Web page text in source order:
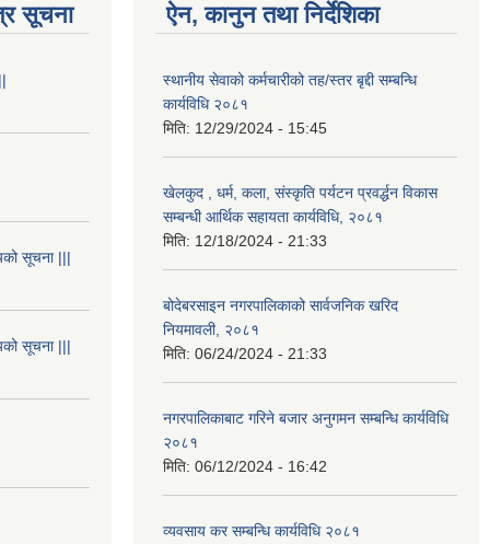
सूचना
सूचना |||
सूचना |||
ऐन, कानुन तथा निर्देशिका
स्थानीय सेवाको कर्मचारीको तह/स्तर बृद्दी सम्बन्धि
कार्यविधि २०८१
मिति: 12/29/2024 - 15:45
खेलकुद , धर्म, कला, संस्कृति पर्यटन प्रवर्द्धन विकास
सम्बन्धी आर्थिक सहायता कार्यविधि, २०८१
मिति: 12/18/2024 - 21:33
बोदेबरसाइन नगरपालिकाको सार्वजनिक खरिद
नियमावली, २०८१
मिति: 06/24/2024 - 21:33
नगरपालिकाबाट गरिने बजार अनुगमन सम्बन्धि कार्यविधि
२०८१
मिति: 06/12/2024 - 16:42
व्यवसाय कर सम्बन्धि कार्यविधि २०८१